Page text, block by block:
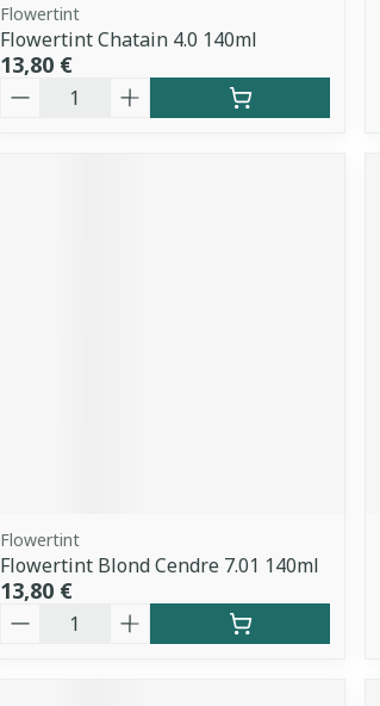
Flowertint
Flowertint Chatain 4.0 140ml
13,80 €
Quantité
Flowertint
Flowertint Blond Cendre 7.01 140ml
13,80 €
Quantité